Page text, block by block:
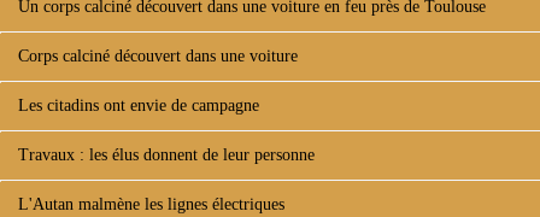
Un corps calciné découvert dans une voiture en feu près de Toulouse
Corps calciné découvert dans une voiture
Les citadins ont envie de campagne
Travaux : les élus donnent de leur personne
L'Autan malmène les lignes électriques